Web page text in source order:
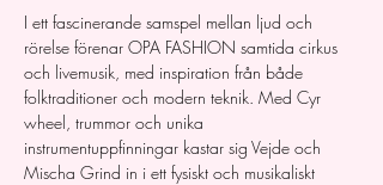
I ett fascinerande samspel mellan ljud och
rörelse förenar OPA FASHION samtida cirkus
och livemusik, med inspiration från både
folktraditioner och modern teknik. Med Cyr
wheel, trummor och unika
instrumentuppfinningar kastar sig Vejde och
Mischa Grind in i ett fysiskt och musikaliskt